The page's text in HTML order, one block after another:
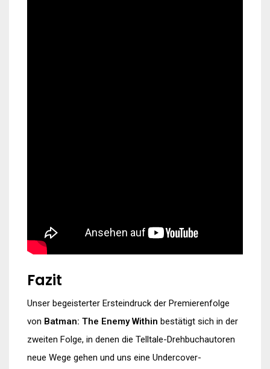
Fazit
Unser begeisterter Ersteindruck der Premierenfolge
von Batman: The Enemy Within bestätigt sich in der
zweiten Folge, in denen die Telltale-Drehbuchautoren
neue Wege gehen und uns eine Undercover-